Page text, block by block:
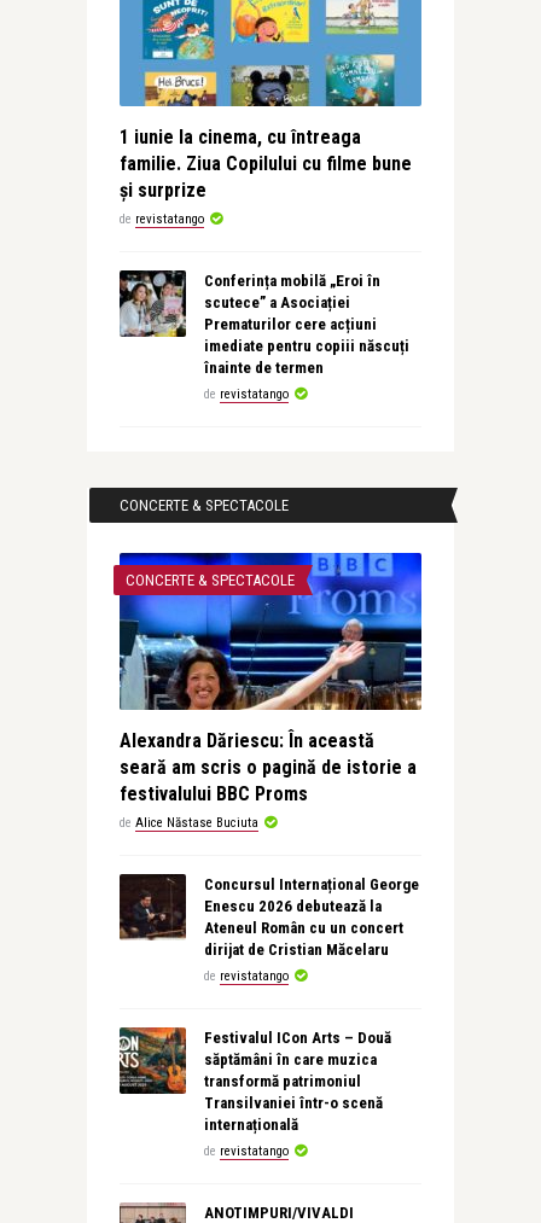
1 iunie la cinema, cu întreaga
familie. Ziua Copilului cu filme bune
și surprize
de revistatango
Conferința mobilă „Eroi în
scutece” a Asociației
Prematurilor cere acțiuni
imediate pentru copiii născuți
înainte de termen
de revistatango
CONCERTE & SPECTACOLE
CONCERTE & SPECTACOLE
Alexandra Dăriescu: În această
seară am scris o pagină de istorie a
festivalului BBC Proms
de Alice Năstase Buciuta
Concursul Internațional George
Enescu 2026 debutează la
Ateneul Român cu un concert
dirijat de Cristian Măcelaru
de revistatango
Festivalul ICon Arts – Două
săptămâni în care muzica
transformă patrimoniul
Transilvaniei într-o scenă
internațională
de revistatango
ANOTIMPURI/VIVALDI